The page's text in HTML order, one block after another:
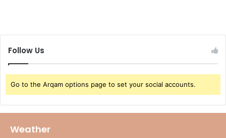
Follow Us
Go to the Arqam options page to set your social accounts.
Weather